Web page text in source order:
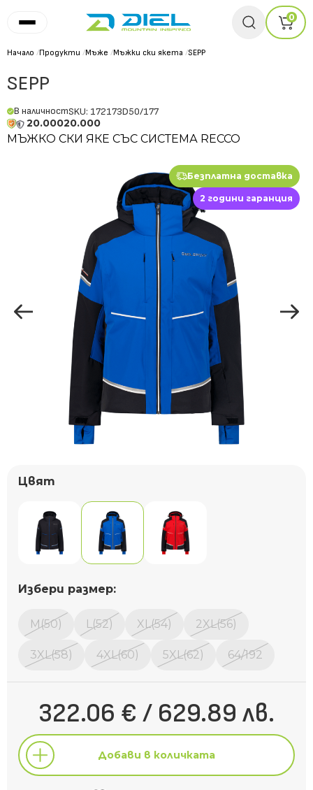
0
Начало /Продукти /Мъже /Мъжки ски якета /SEPP
SEPP
В наличностSKU: 172173D50/177
20.00020.000
МЪЖКО СКИ ЯКЕ СЪС СИСТЕМА RECCO
Безплатна доставка
2 години гаранция
Цвят
Избери размер:
M(50) L(52) XL(54) 2XL(56)
3XL(58) 4XL(60) 5XL(62) 64/192
322.06 € / 629.89 лв.
Добави в количката